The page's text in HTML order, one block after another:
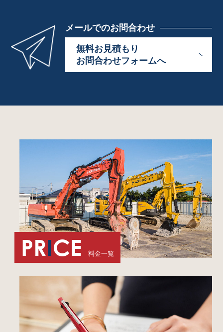
メールでのお問合わせ
無料お見積もり
お問合わせフォームへ
PRICE 料金一覧